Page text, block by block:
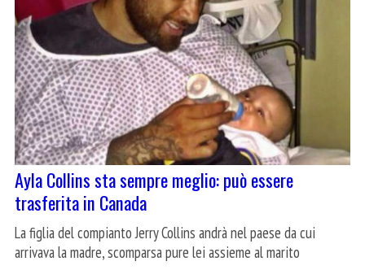
Ayla Collins sta sempre meglio: può essere
trasferita in Canada
La figlia del compianto Jerry Collins andrà nel paese da cui
arrivava la madre, scomparsa pure lei assieme al marito